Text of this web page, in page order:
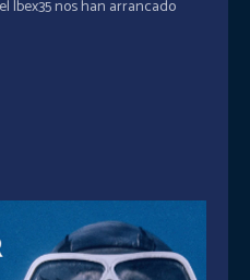
Ibex35 nos han arrancado